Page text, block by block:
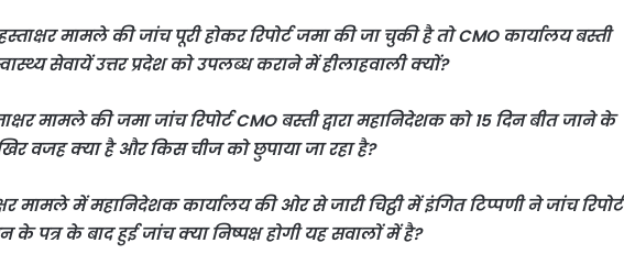
मामले की जांच पूरी होकर रिपोर्ट जमा की जा चुकी है तो CMO कार्यालय बस्ती
सेवायें उत्तर प्रदेश को उपलब्ध कराने में हीलाहवाली क्यों?
मामले की जमा जांच रिपोर्ट CMO बस्ती द्वारा महानिदेशक को 15 दिन बीत जाने के
वजह क्या है और किस चीज को छुपाया जा रहा है?
मामले में महानिदेशक कार्यालय की ओर से जारी चिट्ठी में इंगित टिप्पणी ने जांच रिपोर्ट
पत्र के बाद हुई जांच क्या निष्पक्ष होगी यह सवालों में है?